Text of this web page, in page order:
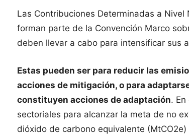
Las Contribuciones Determinadas a
forman parte de la Convención Marco
deben llevar a cabo para intensificar sus
Estas pueden ser para reducir las
acciones de mitigación, o para
constituyen acciones de adaptación.
sectoriales para alcanzar la meta de no
dióxido de carbono equivalente